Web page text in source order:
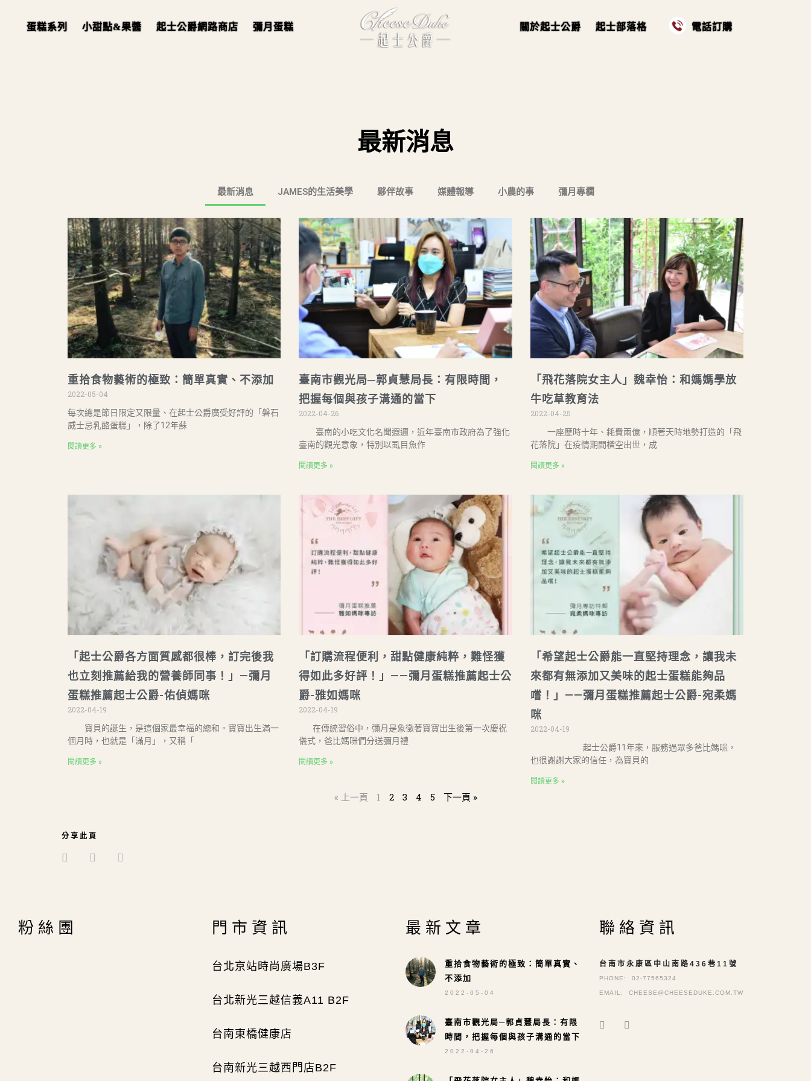
蛋糕系列 小甜點&果醬 起士公爵網路商店 彌月蛋糕 關於起士公爵 起士部落格 電話訂購
最新消息
最新消息 JAMES的生活美學 夥伴故事 媒體報導 小農的事 彌月專欄
重拾食物藝術的極致：簡單真實、不添加
2022-05-04
每次總是節日限定又限量、在起士公爵廣受好評的「磐石
威士忌乳酪蛋糕」，除了12年蘇
閱讀更多 »
臺南市觀光局─郭貞慧局長：有限時間，
把握每個與孩子溝通的當下
2022-04-26
臺南的小吃文化名聞遐邇，近年臺南市政府為了強化
臺南的觀光意象，特別以虱目魚作
閱讀更多 »
「飛花落院女主人」魏幸怡：和媽媽學放
牛吃草教育法
2022-04-25
一座歷時十年、耗費兩億，順著天時地勢打造的「飛
花落院」在疫情期間橫空出世，成
閱讀更多 »
「起士公爵各方面質感都很棒，訂完後我
也立刻推薦給我的營養師同事！」—彌月
蛋糕推薦起士公爵-佑偵媽咪
2022-04-19
寶貝的誕生，是這個家最幸福的總和。寶寶出生滿一
個月時，也就是「滿月」，又稱「
閱讀更多 »
「訂購流程便利，甜點健康純粹，難怪獲
得如此多好評！」——彌月蛋糕推薦起士公
爵-雅如媽咪
2022-04-19
在傳統習俗中，彌月是象徵著寶寶出生後第一次慶祝
儀式，爸比媽咪們分送彌月禮
閱讀更多 »
「希望起士公爵能一直堅持理念，讓我未
來都有無添加又美味的起士蛋糕能夠品
嚐！」——彌月蛋糕推薦起士公爵-宛柔媽
咪
2022-04-19
起士公爵11年來，服務過眾多爸比媽咪，
也很謝謝大家的信任，為寶貝的
閱讀更多 »
« 上一頁 1 2 3 4 5 下一頁 »
分享此頁
粉絲團 門市資訊
台北京站時尚廣場B3F
台北新光三越信義A11 B2F
台南東橋健康店
台南新光三越西門店B2F
最新文章
重拾食物藝術的極致：簡單真實、
不添加
2022-05-04
臺南市觀光局─郭貞慧局長：有限
時間，把握每個與孩子溝通的當下
2022-04-26
聯絡資訊
台南市永康區中山南路436巷11號
PHONE: 02-77565324
EMAIL: CHEESE@CHEESEDUKE.COM.TW